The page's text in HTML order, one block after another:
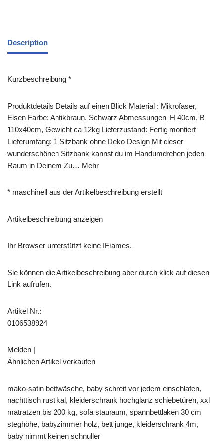
Description
Kurzbeschreibung *
Produktdetails Details auf einen Blick Material : Mikrofaser,
Eisen Farbe: Antikbraun, Schwarz Abmessungen: H 40cm, B
110x40cm, Gewicht ca 12kg Lieferzustand: Fertig montiert
Lieferumfang: 1 Sitzbank ohne Deko Design Mit dieser
wunderschönen Sitzbank kannst du im Handumdrehen jeden
Raum in Deinem Zu… Mehr
* maschinell aus der Artikelbeschreibung erstellt
Artikelbeschreibung anzeigen
Ihr Browser unterstützt keine IFrames.
Sie können die Artikelbeschreibung aber durch klick auf diesen
Link aufrufen.
Artikel Nr.:
0106538924
Melden |
Ähnlichen Artikel verkaufen
mako-satin bettwäsche, baby schreit vor jedem einschlafen,
nachttisch rustikal, kleiderschrank hochglanz schiebetüren, xxl
matratzen bis 200 kg, sofa stauraum, spannbettlaken 30 cm
steghöhe, babyzimmer holz, bett junge, kleiderschrank 4m,
baby nimmt keinen schnuller